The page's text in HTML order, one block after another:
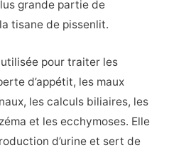
grande partie de
tisane de pissenlit.
pour traiter les
d’appétit, les maux
les calculs biliaires, les
et les ecchymoses. Elle
d’urine et sert de